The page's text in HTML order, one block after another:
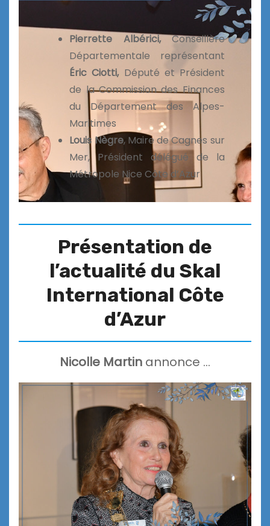
Pierrette Albérici,Conseillère
Départementale représentant
Éric Ciotti,Député et Président
de la Commission des Finances
du Département des Alpes-
Maritimes
Louis Nègre, Maire de Cagnes sur
Mer, Président délégué de la
Métropole Nice Côte d’Azur
Présentation de
l’actualité du Skal
International Côte
d’Azur
Nicolle Martin annonce …